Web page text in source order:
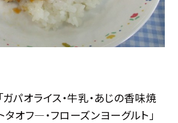
パオライス・牛乳・あじの香味焼
タオフ―・フローズンヨーグルト」